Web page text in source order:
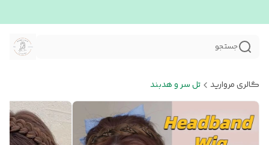
جستجو
گالری مروارید تل سر و هدبند